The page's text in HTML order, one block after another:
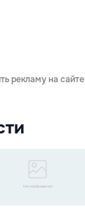
рекламу на сайте